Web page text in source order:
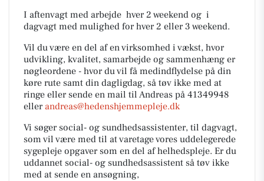
I aftenvagt med arbejde hver 2 weekend og i
dagvagt med mulighed for hver 2 eller 3 weekend.
Vil du være en del af en virksomhed i vækst, hvor
udvikling, kvalitet, samarbejde og sammenhæng er
nøgleordene - hvor du vil få medindflydelse på din
køre rute samt din dagligdag, så tøv ikke med at
ringe eller sende en mail til Andreas på 41349948
ellerandreas@hedenshjemmepleje.dk
Vi søger social- og sundhedsassistenter, til dagvagt,
som vil være med til at varetage vores uddelegerede
sygepleje opgaver som en del af helhedspleje. Er du
uddannet social- og sundhedsassistent så tøv ikke
med at sende en ansøgning,